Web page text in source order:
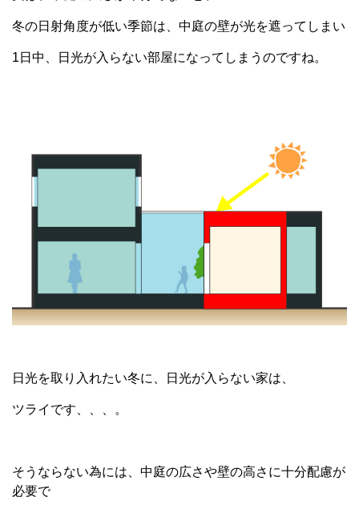
冬の日射角度が低い季節は、中庭の壁が光を遮ってしまい
1日中、日光が入らない部屋になってしまうのですね。
日光を取り入れたい冬に、日光が入らない家は、
ツライです、、、。
そうならない為には、中庭の広さや壁の高さに十分配慮が
必要で